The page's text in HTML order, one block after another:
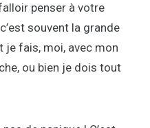
penser à votre
souvent la grande
je fais, moi, avec mon
ou bien je dois tout